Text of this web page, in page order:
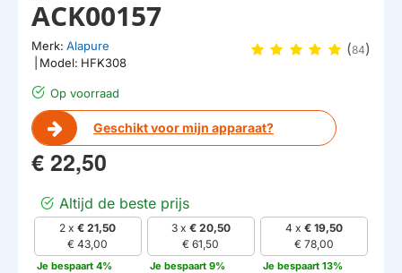
Op voorraad
Geschikt voor mijn apparaat?
ACK00157
Merk: Alapure
Model: HFK308
(84)
€ 22,50
Altijd de beste prijs
2 x€ 21,50
€ 43,00
Je bespaart 4%
3 x € 20,50
€ 61,50
Je bespaart 9%
4 x € 19,50
€ 78,00
Je bespaart 13%